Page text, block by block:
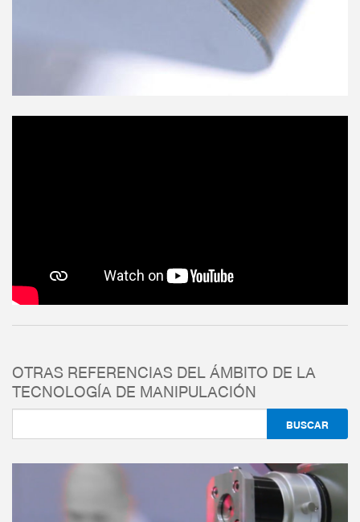
OTRAS REFERENCIAS DEL ÁMBITO DE LA
TECNOLOGÍA DE MANIPULACIÓN